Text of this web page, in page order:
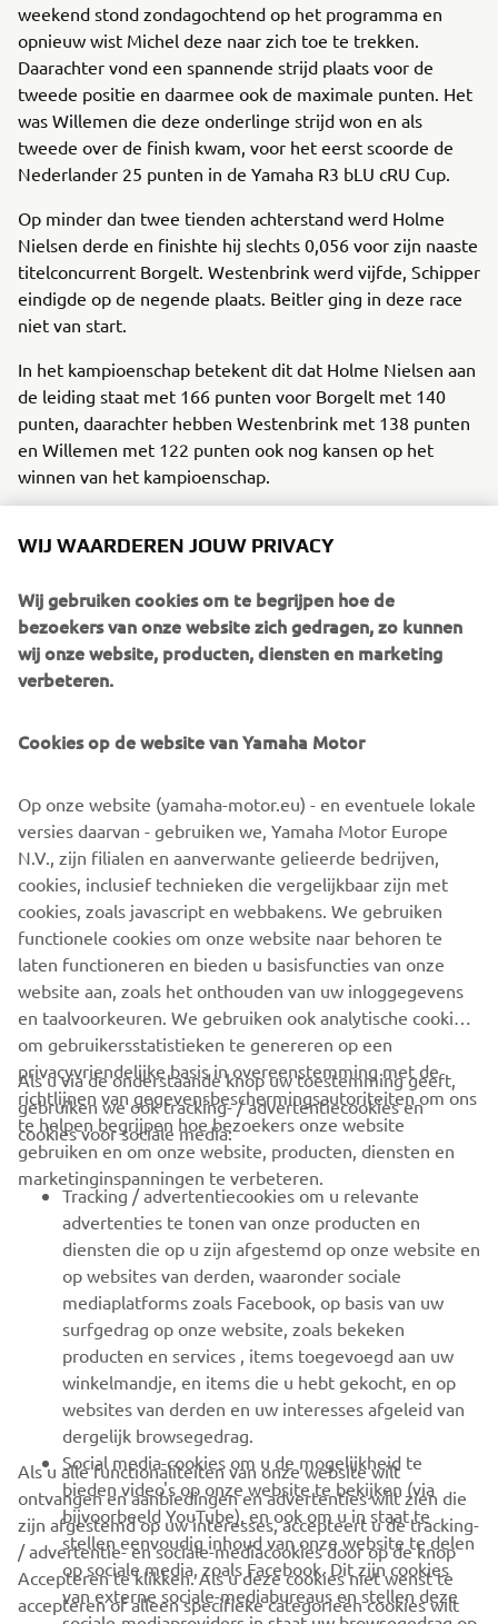
weekend stond zondagochtend op het programma en
opnieuw wist Michel deze naar zich toe te trekken.
Daarachter vond een spannende strijd plaats voor de
tweede positie en daarmee ook de maximale punten. Het
was Willemen die deze onderlinge strijd won en als
tweede over de finish kwam, voor het eerst scoorde de
Nederlander 25 punten in de Yamaha R3 bLU cRU Cup.
Op minder dan twee tienden achterstand werd Holme
Nielsen derde en finishte hij slechts 0,056 voor zijn naaste
titelconcurrent Borgelt. Westenbrink werd vijfde, Schipper
eindigde op de negende plaats. Beitler ging in deze race
niet van start.
In het kampioenschap betekent dit dat Holme Nielsen aan
de leiding staat met 166 punten voor Borgelt met 140
punten, daarachter hebben Westenbrink met 138 punten
en Willemen met 122 punten ook nog kansen op het
winnen van het kampioenschap.
coördinator:“Het was dit weekend weer genieten van de
de mooiste circuits waar we dit jaar geweest zijn.
Weliswaar won gastrijdster Lucy Michel beide races maar
de maximale punten gingen ditmaal geheel verdiend naar
Alec Willemen en Mitja Borgelt. Voor Alec was het zijn
maximale 25 punten. Nu op naar Hockenheim voor de
laatste races van het seizoen waar we zullen zien wie zich
noemen.”
In het weekend van 23 t/m 25 september wordt de laatste
ronde van de Yamaha R3 bLU cRU Cup verreden op
Hockenheim, tevens de afsluiter van het IDM-seizoen.
Foto credits: Damon Teerink
CORPORATE
VOOR BEDRIJVEN
MEER YAMAHA
ONDERSTEUNING
NIEUWSBRIEF
Wees de eerste die meer te weten komt over de nieuwste deals,
speciale evenementen, nieuwe producten en nog veel meer
ABONNEREN
WIJ WAARDEREN JOUW PRIVACY
Wij gebruiken cookies om te begrijpen hoe de
bezoekers van onze website zich gedragen, zo kunnen
wij onze website, producten, diensten en marketing
verbeteren.
Cookies op de website van Yamaha Motor
Op onze website (yamaha-motor.eu) - en eventuele lokale
versies daarvan - gebruiken we, Yamaha Motor Europe
N.V., zijn filialen en aanverwante gelieerde bedrijven,
cookies, inclusief technieken die vergelijkbaar zijn met
cookies, zoals javascript en webbakens. We gebruiken
functionele cookies om onze website naar behoren te
laten functioneren en bieden u basisfuncties van onze
website aan, zoals het onthouden van uw inloggegevens
en taalvoorkeuren. We gebruiken ook analytische cookies
om gebruikersstatistieken te genereren op een
privacyvriendelijke basis in overeenstemming met de
richtlijnen van gegevensbeschermingsautoriteiten om ons
te helpen begrijpen hoe bezoekers onze website
gebruiken en om onze website, producten, diensten en
marketinginspanningen te verbeteren.
Als u via de onderstaande knop uw toestemming geeft,
gebruiken we ook tracking- / advertentiecookies en
cookies voor sociale media:
Tracking / advertentiecookies om u relevante
advertenties te tonen van onze producten en
diensten die op u zijn afgestemd op onze website en
op websites van derden, waaronder sociale
mediaplatforms zoals Facebook, op basis van uw
surfgedrag op onze website, zoals bekeken
producten en services , items toegevoegd aan uw
winkelmandje, en items die u hebt gekocht, en op
websites van derden en uw interesses afgeleid van
dergelijk browsegedrag.
Social media-cookies om u de mogelijkheid te
bieden video's op onze website te bekijken (via
bijvoorbeeld YouTube), en ook om u in staat te
stellen eenvoudig inhoud van onze website te delen
op sociale media, zoals Facebook. Dit zijn cookies
van externe sociale-mediabureaus en stellen deze
Als u alle functionaliteiten van onze website wilt
ontvangen en aanbiedingen en advertenties wilt zien die
zijn afgestemd op uw interesses, accepteert u de tracking-
/ advertentie- en sociale-mediacookies door op de knop
Accepteren te klikken. Als u deze cookies niet wenst te
accepteren of alleen specifieke categorieën cookies wilt